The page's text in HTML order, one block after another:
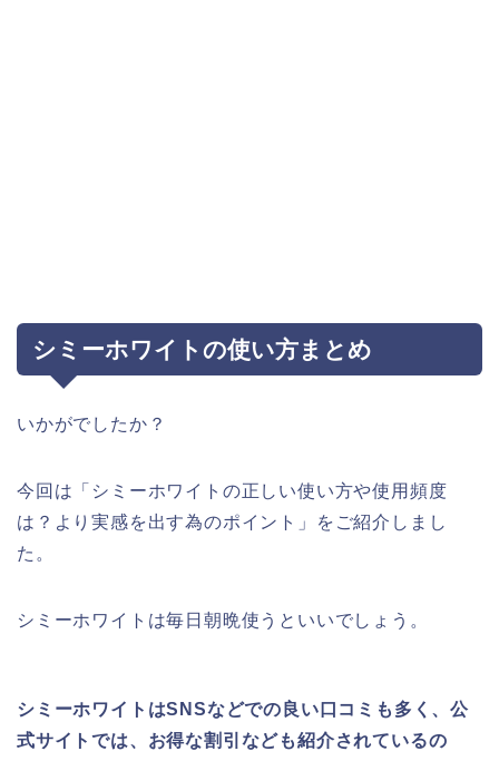
シミーホワイトの使い方まとめ
いかがでしたか？
今回は「シミーホワイトの正しい使い方や使用頻度
は？より実感を出す為のポイント」をご紹介しまし
た。
シミーホワイトは毎日朝晩使うといいでしょう。
シミーホワイトはSNSなどでの良い口コミも多く、公
式サイトでは、お得な割引なども紹介されているの